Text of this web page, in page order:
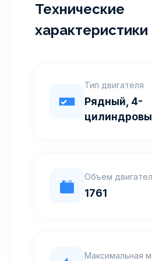
Технические
характеристики
Тип двигателя
Рядный, 4-
Объем
1761
Максимальная